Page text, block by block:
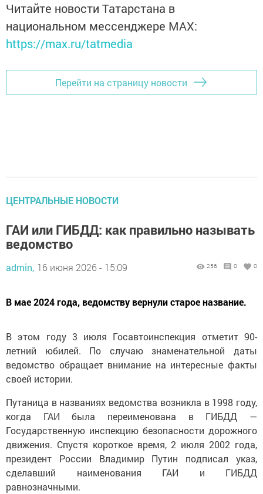
Читайте новости Татарстана в
национальном мессенджере MАХ:
https://max.ru/tatmedia
Перейти на страницу новости
ЦЕНТРАЛЬНЫЕ НОВОСТИ
ГАИ или ГИБДД: как правильно называть
ведомство
admin, 16 июня 2026 - 15:09 256 0 0
В мае 2024 года, ведомству вернули старое название.
В этом году 3 июля Госавтоинспекция отметит 90-
летний юбилей. По случаю знаменательной даты
ведомство обращает внимание на интересные факты
своей истории.
Путаница в названиях ведомства возникла в 1998 году,
когда ГАИ была переименована в ГИБДД —
Государственную инспекцию безопасности дорожного
движения. Спустя короткое время, 2 июля 2002 года,
президент России Владимир Путин подписал указ,
сделавший наименования ГАИ и ГИБДД
равнозначными.